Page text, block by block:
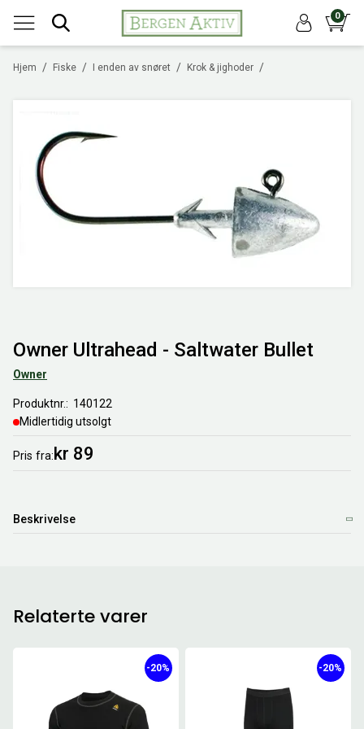
0
/
Hjem /
Fiske /
I enden av snøret /
Krok & jighoder
Owner Ultrahead - Saltwater Bullet
Owner
Produktnr.
140122
Midlertidig utsolgt
Pris fra kr 89
Beskrivelse
Relaterte varer
-20% -20%